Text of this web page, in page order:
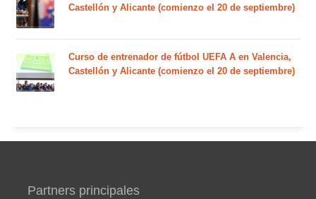
Castellón y Alicante (comienzo el 20 de septiembre)
Curso de entrenador de fútbol UEFA A en Valencia,
Castellón y Alicante (comienzo el 20 de septiembre)
Partners principales